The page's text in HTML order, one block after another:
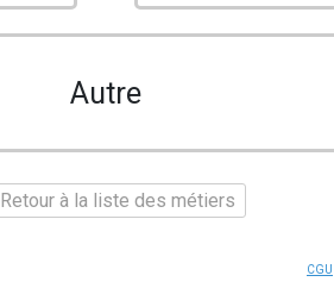
Autre
Retour à la liste des métiers
CGU